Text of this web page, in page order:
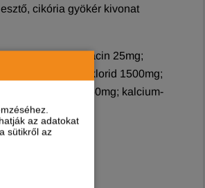
az adatokat
sütikről az
cikória gyökér kivonat
100mg; niacin 25mg;
0,04mg; kolin-klorid 1500mg;
pentahidrát 50mg; kalcium-